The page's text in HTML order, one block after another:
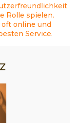
Rolle spielen.
online und
Service.